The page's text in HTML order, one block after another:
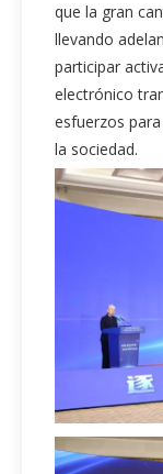
que la gran
llevando
participar
electrónico
esfuerzos
la sociedad.